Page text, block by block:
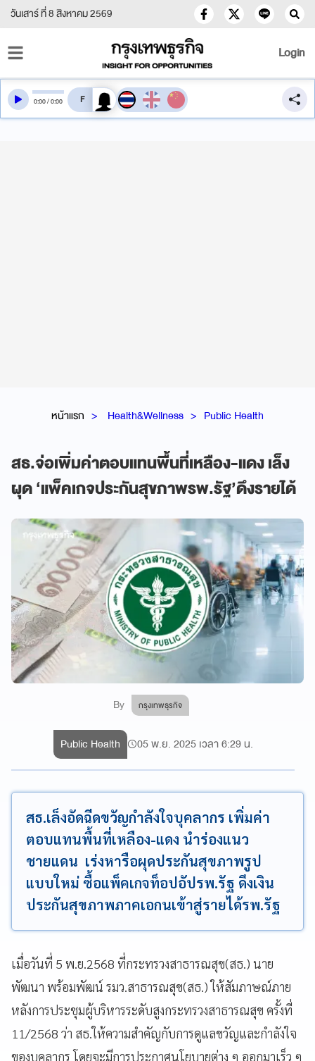
วันเสาร์ ที่ 8 สิงหาคม 2569
Login
หน้าแรก Health&Wellness Public Health
สธ.จ่อเพิ่มค่าตอบแทนพื้นที่เหลือง-แดง เล็ง
ผุด ‘แพ็คเกจประกันสุขภาพรพ.รัฐ’ดึงรายได้
By กรุงเทพธุรกิจ
0:00/0:00 สลับเสียงอ่าน
Public Health 05 พ.ย. 2025 เวลา 6:29 น.
สธ.เล็งอัดฉีดขวัญกำลังใจบุคลากร เพิ่มค่า
ตอบแทนพื้นที่เหลือง-แดง นำร่องแนว
ชายแดน เร่งหารือผุดประกันสุขภาพรูป
แบบใหม่ ซื้อแพ็คเกจท็อปอัปรพ.รัฐ ดึงเงิน
ประกันสุขภาพภาคเอกนเข้าสู่รายได้รพ.รัฐ
เมื่อวันที่ 5 พ.ย.2568 ที่กระทรวงสาธารณสุข(สธ.) นาย
พัฒนา พร้อมพัฒน์ รมว.สาธารณสุข(สธ.) ให้สัมภาษณ์ภาย
หลังการประชุมผู้บริหารระดับสูงกระทรวงสาธารณสุข ครั้งที่
11/2568 ว่า สธ.ให้ความสำคัญกับการดูแลขวัญและกำลังใจ
ของบุคลากร โดยจะมีการประกาศนโยบายต่าง ๆ ออกมาเร็ว ๆ